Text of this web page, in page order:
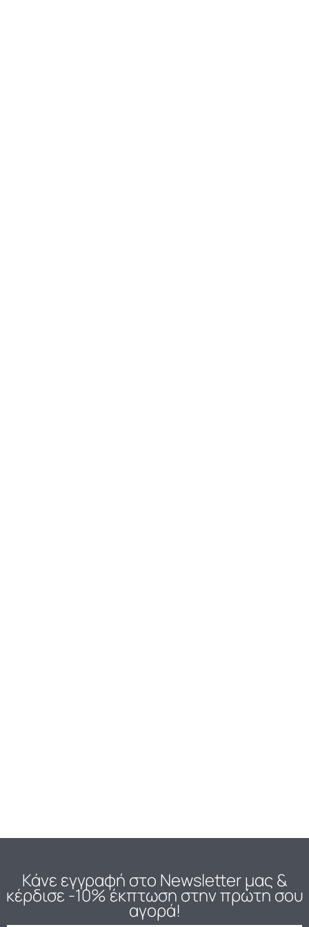
Κάνε εγγραφή στο Newsletter μας &
κέρδισε -10% έκπτωση στην πρώτη σου
αγορά!